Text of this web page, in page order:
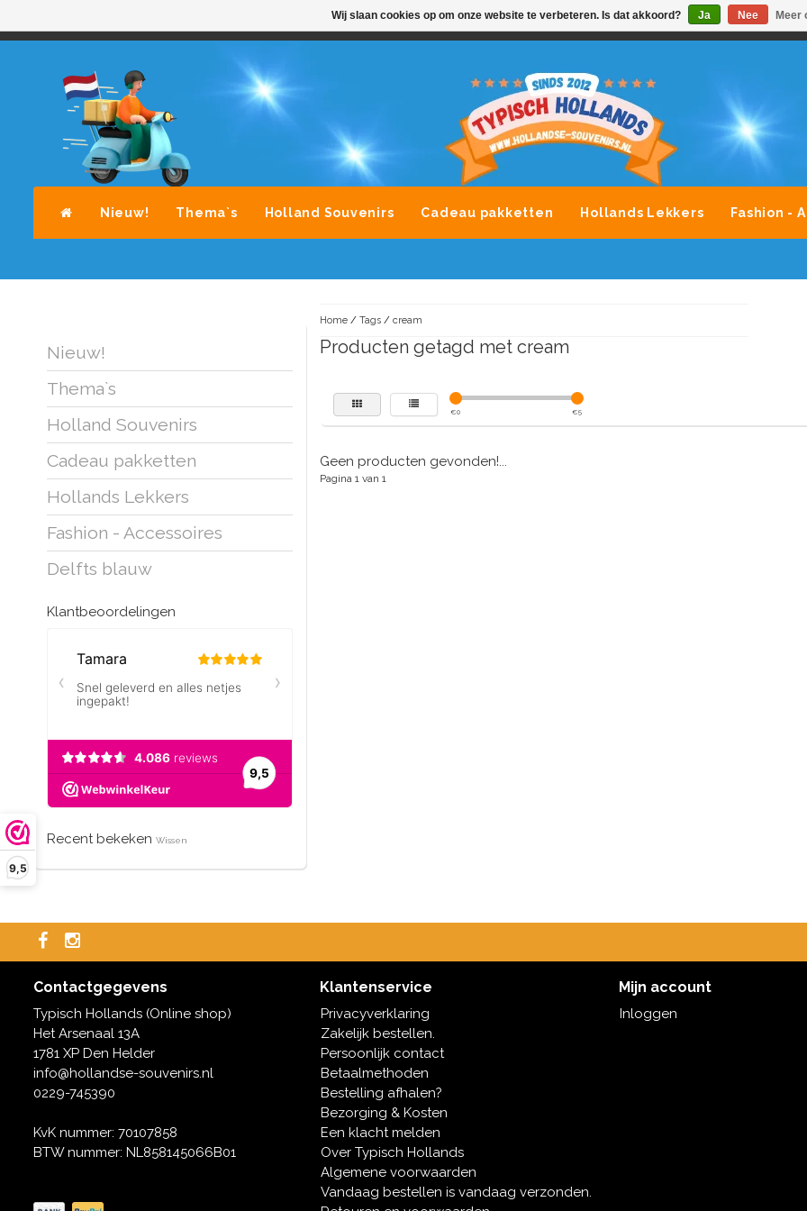
9,5
AVONDLEVERING MOGELIJK ALLE MERKEN SOUVENIRS
Nieuw! Thema`s Holland Souvenirs Cadeau pakketten Hollands Lekkers Fashion -
Nieuw!
Thema`s
Holland Souvenirs
Cadeau pakketten
Hollands Lekkers
Fashion - Accessoires
Delfts blauw
Klantbeoordelingen
Recent bekeken Wissen
Home/ Tags/ cream
Producten getagd met cream
€0 €5
Geen producten gevonden!...
Pagina 1 van 1
Contactgegevens
Typisch Hollands (Online shop)
Het Arsenaal 13A
1781 XP Den Helder
info@hollandse-souvenirs.nl
0229-745390
KvK nummer: 70107858
BTW nummer: NL858145066B01
Klantenservice
Privacyverklaring
Zakelijk bestellen.
Persoonlijk contact
Betaalmethoden
Bestelling afhalen?
Bezorging & Kosten
Een klacht melden
Over Typisch Hollands
Algemene voorwaarden
Vandaag bestellen is vandaag verzonden.
Mijn account
Inloggen
Wij slaan cookies op om onze website te verbeteren. Is dat akkoord? Ja Nee Meer